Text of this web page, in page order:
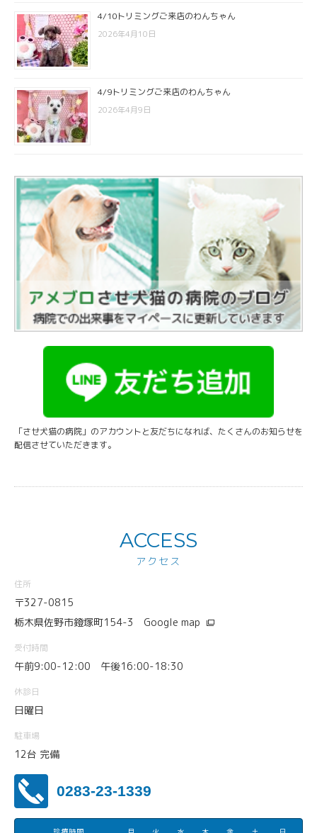
4/10トリミングご来店のわんちゃん
2026年4月10日
4/9トリミングご来店のわんちゃん
2026年4月9日
「させ犬猫の病院」のアカウントと友だちになれば、たくさんのお知らせを
配信させていただきます。
ACCESS
アクセス
住所
〒327-0815
栃木県佐野市鐙塚町154-3 Google map
受付時間
午前9:00-12:00 午後16:00-18:30
休診日
日曜日
駐車場
12台 完備
0283-23-1339